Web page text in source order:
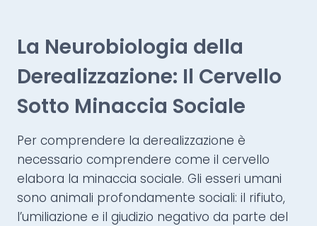
La Neurobiologia della
Derealizzazione: Il Cervello
Sotto Minaccia Sociale
Per comprendere la derealizzazione è
necessario comprendere come il cervello
elabora la minaccia sociale. Gli esseri umani
sono animali profondamente sociali: il rifiuto,
l’umiliazione e il giudizio negativo da parte del